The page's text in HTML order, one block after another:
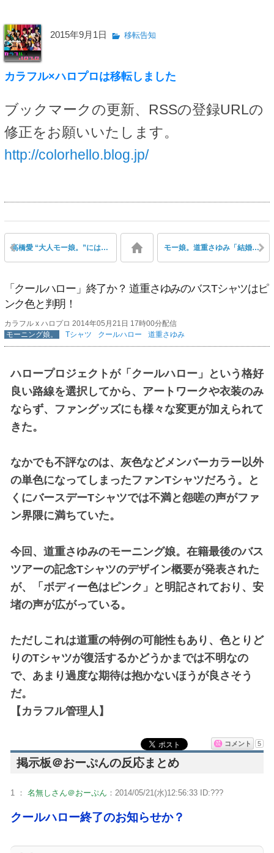
2015年9月1日 移転告知
カラフル×ハロプロは移転しました
ブックマークの更新、RSSの登録URLの
修正をお願いいたします。
http://colorhello.blog.jp/
高橋愛 “大人モー娘。”には消極的「もう踊れないですね」と苦笑 モー娘。道重さゆみ「結婚願望はない！」とキッパリ断言 でも「自分の子供は見てみたい」
「クールハロー」終了か？ 道重さゆみのバスTシャツはピ
ンク色と判明！
カラフル x ハロプロ 2014年05月21日 17時00分配信
モーニング娘。
Tシャツ クールハロー 道重さゆみ
ハロープロジェクトが「クールハロー」という格好
良い路線を選択してから、アートワークや衣装のみ
ならず、ファングッズにも様々な変更が加えられて
きた。
なかでも不評なのは、灰色などメンバーカラー以外
の単色になってしまったファンTシャツだろう。と
くにバースデーTシャツでは不満と怨嗟の声がファ
ン界隈に満ちていた。
今回、道重さゆみのモーニング娘。在籍最後のバス
ツアーの記念Tシャツのデザイン概要が発表された
が、「ボディー色はピンク」と明記されており、安
堵の声が広がっている。
ただしこれは道重の特例の可能性もあり、色とりど
りのTシャツが復活するかどうかまでは不明なの
で、あまり過度な期待は抱かないほうが良さそう
だ。
【カラフル管理人】
コメント 5
掲示板＠おーぷんの反応まとめ
1 ： 名無しさん＠おーぷん ：2014/05/21(水)12:56:33 ID:???
クールハロー終了のお知らせか？